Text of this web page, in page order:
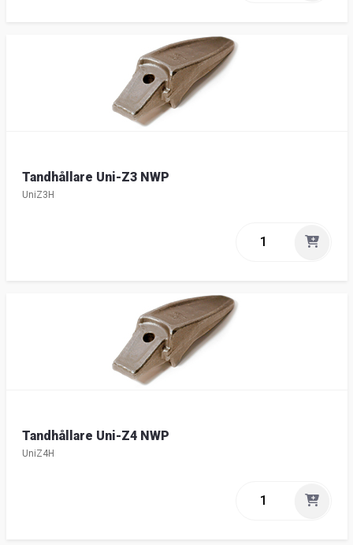
Tandhållare Uni-Z3 NWP
UniZ3H
Tandhållare Uni-Z4 NWP
UniZ4H